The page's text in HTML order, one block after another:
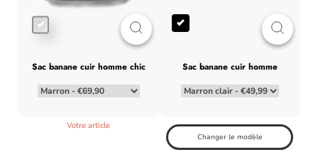
sac banane cuir homme chic
Votre article
sac banane cuir homme
Changer le modèle